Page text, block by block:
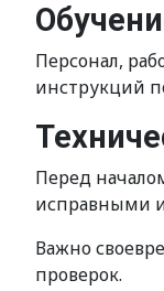
Персонал,
инструкций
Перед
исправными
Важно
проверок.